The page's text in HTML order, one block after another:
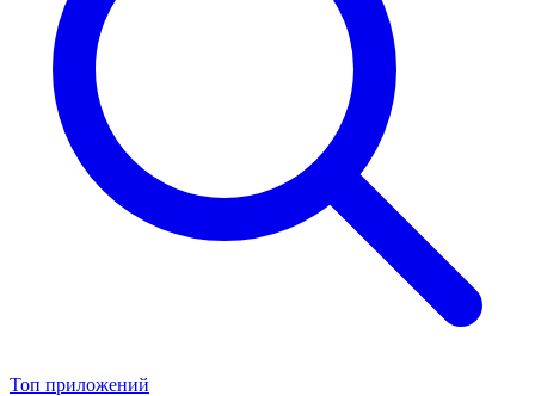
Топ приложений